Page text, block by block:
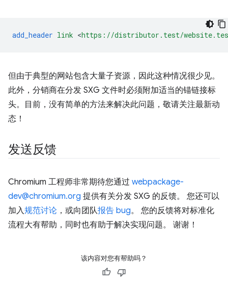
add_header link <https://distributor.test/
但由于典型的网站包含大量子资源，因此这种情况很少见。
此外，分销商在分发 SXG 文件时必须附加适当的锚链接标
头。目前，没有简单的方法来解决此问题，敬请关注最新动
态！
发送反馈
Chromium 工程师非常期待您通过 webpackage-
dev@chromium.org 提供有关分发 SXG 的反馈。 您还可以
加入规范讨论 ，或向团队报告 bug。 您的反馈将对标准化
流程大有帮助，同时也有助于解决实现问题。 谢谢！
该内容对您有帮助吗？